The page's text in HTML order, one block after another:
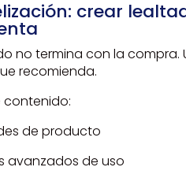
crear
no termina con la compra.
recomienda.
contenido:
de producto
avanzados de uso